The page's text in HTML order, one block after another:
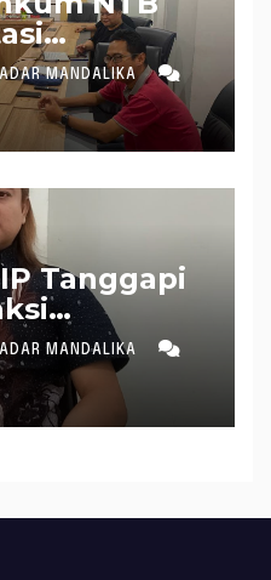
Kebutuhan
MANDALIKA
Tanggapi
Bukan
Audit
BTT Rp
MANDALIKA